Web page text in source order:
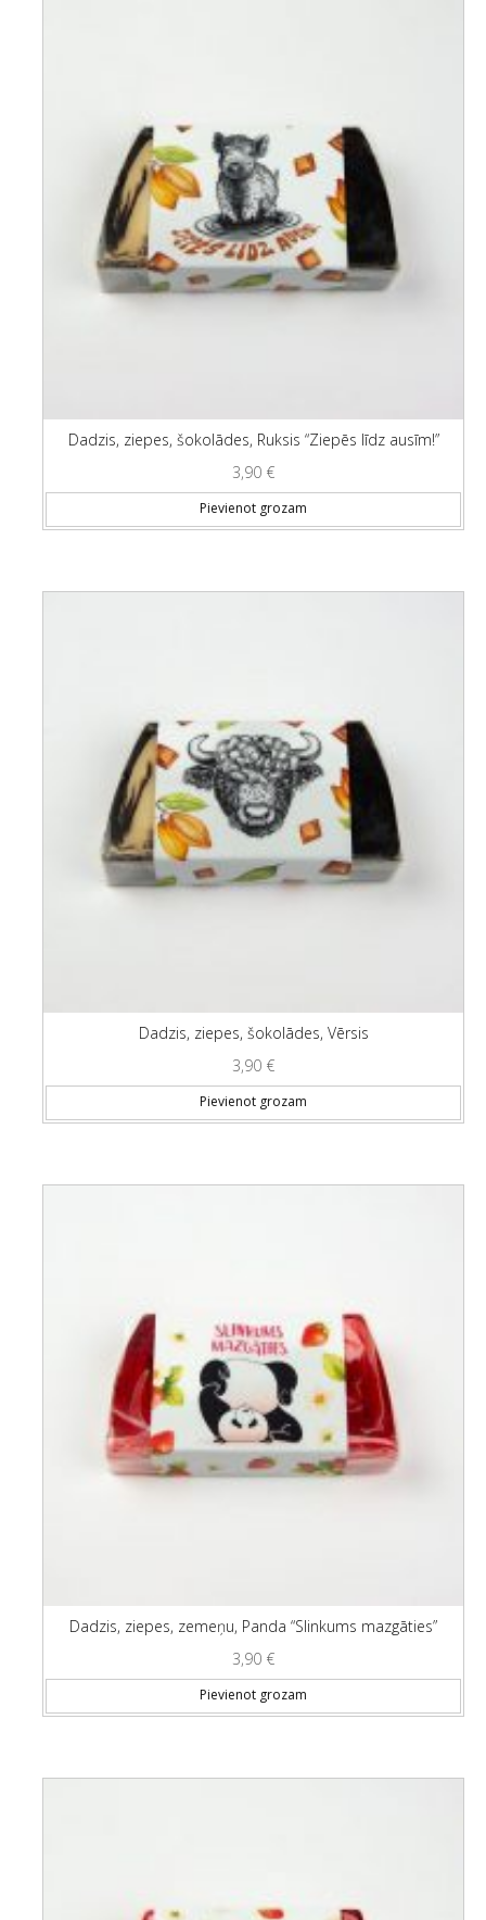
Dadzis, ziepes, šokolādes, Ruksis “Ziepēs līdz ausīm!”
3,90 €
Pievienot grozam
Dadzis, ziepes, šokolādes, Vērsis
3,90 €
Pievienot grozam
Dadzis, ziepes, zemeņu, Panda “Slinkums mazgāties”
3,90 €
Pievienot grozam